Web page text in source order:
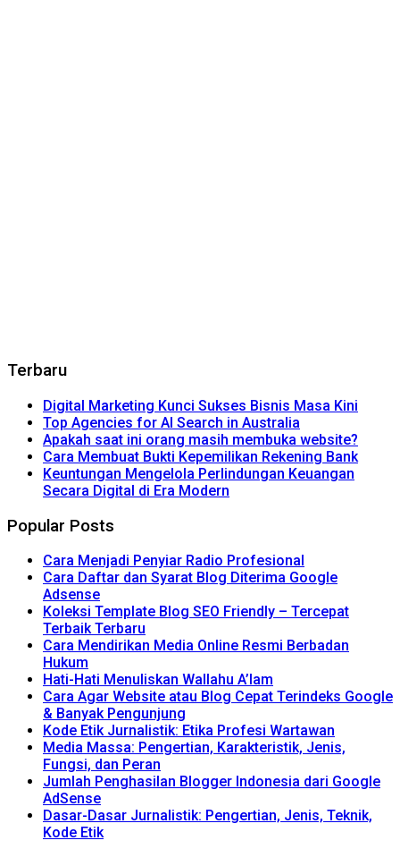
Terbaru
Digital Marketing Kunci Sukses Bisnis Masa Kini
Top Agencies for AI Search in Australia
Apakah saat ini orang masih membuka website?
Cara Membuat Bukti Kepemilikan Rekening Bank
Keuntungan Mengelola Perlindungan Keuangan
Secara Digital di Era Modern
Popular Posts
Cara Menjadi Penyiar Radio Profesional
Cara Daftar dan Syarat Blog Diterima Google
Adsense
Koleksi Template Blog SEO Friendly – Tercepat
Terbaik Terbaru
Cara Mendirikan Media Online Resmi Berbadan
Hukum
Hati-Hati Menuliskan Wallahu A’lam
Cara Agar Website atau Blog Cepat Terindeks Google
& Banyak Pengunjung
Kode Etik Jurnalistik: Etika Profesi Wartawan
Media Massa: Pengertian, Karakteristik, Jenis,
Fungsi, dan Peran
Jumlah Penghasilan Blogger Indonesia dari Google
AdSense
Dasar-Dasar Jurnalistik: Pengertian, Jenis, Teknik,
Kode Etik